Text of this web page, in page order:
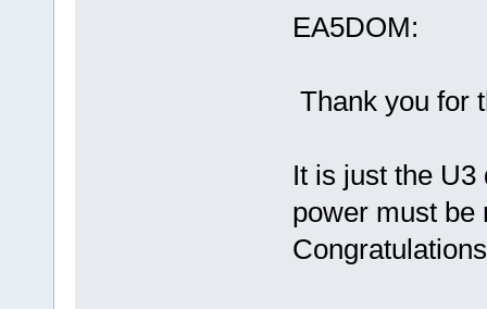
EA5DOM:
Thank you for
It is just the U3
power must be
Congratulations